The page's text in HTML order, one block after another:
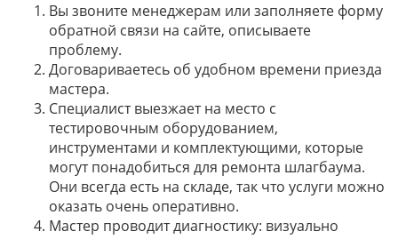
Вы звоните менеджерам или заполняете форму
обратной связи на сайте, описываете
проблему.
Договариваетесь об удобном времени приезда
мастера.
Специалист выезжает на место с
тестировочным оборудованием,
инструментами и комплектующими, которые
могут понадобиться для ремонта шлагбаума.
Они всегда есть на складе, так что услуги можно
оказать очень оперативно.
Мастер проводит диагностику: визуально